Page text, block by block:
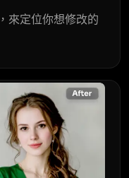
來定位你想修改的